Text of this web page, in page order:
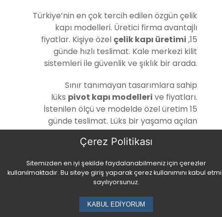
Türkiye’nin en çok tercih edilen özgün çelik
kapı modelleri. Üretici firma avantajlı
fiyatlar. Kişiye özel çelik kapı üretimi ,15
günde hızlı teslimat. Kale merkezi kilit
sistemleri ile güvenlik ve şıklık bir arada.
Sınır tanımayan tasarımlara sahip
lüks pivot kapı modelleri ve fiyatları.
İstenilen ölçü ve modelde özel üretim 15
günde teslimat. Lüks bir yaşama açılan
kapılar. Daha fazla bilgi ve model için
Çerez Politikası
Sitemizden en iyi şekilde faydalanabilmeniz için çerezler
kullanılmaktadır. Bu siteye giriş yaparak çerez kullanımını kabul
sayılıyorsunuz.
KABUL EDİYORUM